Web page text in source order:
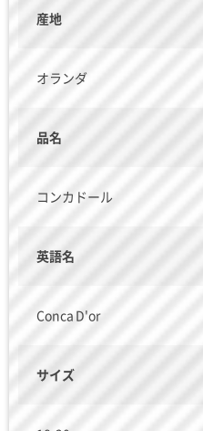
産地
オランダ
品名
コンカドール
英語名
Conca D'or
サイズ